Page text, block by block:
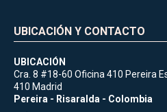
UBICACIÓN Y CONTACTO
UBICACIÓN
Cra. 8 #18-60 Oficina 410 Pereira
410 Madrid
Pereira - Risaralda - Colombia